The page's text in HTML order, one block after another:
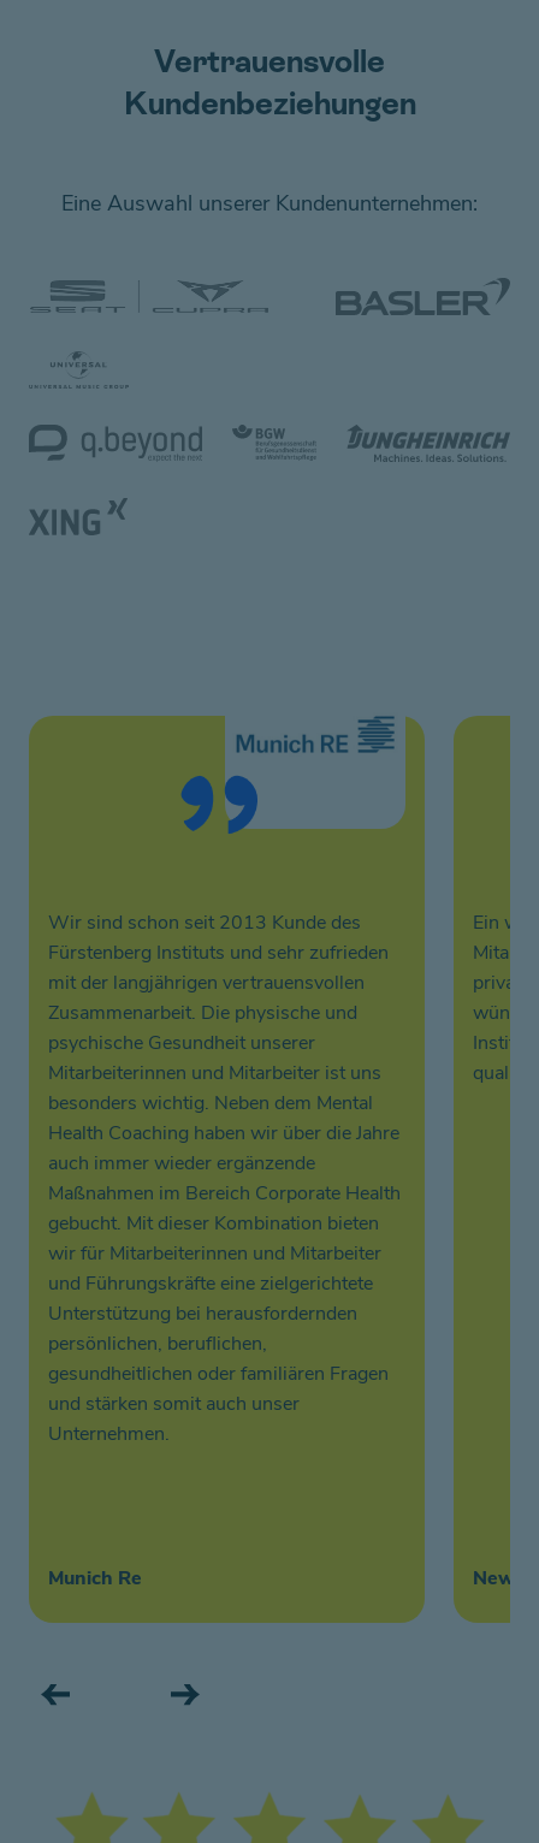
Vertrauensvolle
Kundenbeziehungen
Eine Auswahl unserer Kundenunternehmen:
Wir sind schon seit 2013 Kunde des
Fürstenberg Instituts und sehr zufrieden
mit der langjährigen vertrauensvollen
Zusammenarbeit. Die physische und
psychische Gesundheit unserer
Mitarbeiterinnen und Mitarbeiter ist uns
besonders wichtig. Neben dem Mental
Health Coaching haben wir über die Jahre
auch immer wieder ergänzende
Maßnahmen im Bereich Corporate Health
gebucht. Mit dieser Kombination bieten
wir für Mitarbeiterinnen und Mitarbeiter
und Führungskräfte eine zielgerichtete
Unterstützung bei herausfordernden
persönlichen, beruflichen,
gesundheitlichen oder familiären Fragen
und stärken somit auch unser
Unternehmen.
Munich Re
Ein
Institut
New